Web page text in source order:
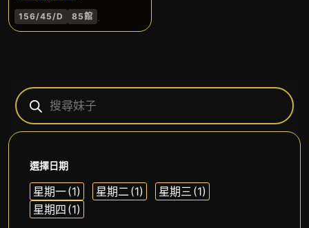
選擇日期
星期一(1) 星期二(1) 星期三 (1)
星期四 (1)
156/45/D 85館 .